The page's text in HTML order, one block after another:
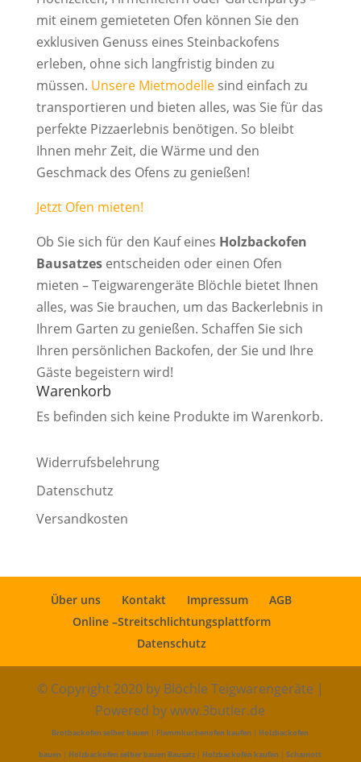
mit einem gemieteten Ofen können Sie den
exklusiven Genuss eines Steinbackofens
erleben, ohne sich langfristig binden zu
müssen. Unsere Mietmodellesind einfach zu
transportieren und bieten alles, was Sie für das
perfekte Pizzaerlebnis benötigen. So bleibt
Ihnen mehr Zeit, die Wärme und den
Geschmack des Ofens zu genießen!
Jetzt Ofen mieten!
Ob Sie sich für den Kauf eines Holzbackofen
Bausatzesentscheiden oder einen Ofen
mieten – Teigwarengeräte Blöchle bietet Ihnen
alles, was Sie brauchen, um das Backerlebnis in
Ihrem Garten zu genießen. Schaffen Sie sich
Ihren persönlichen Backofen, der Sie und Ihre
Gäste begeistern wird!
Warenkorb
Es befinden sich keine Produkte im Warenkorb.
Widerrufsbelehrung
Datenschutz
Versandkosten
Über uns Kontakt Impressum
AGB
Online –Streitschlichtungsplattform
Datenschutz
© Copyright 2020 by Blöchle Teigwarengeräte |
Powered by www.3butler.de
Brotbackofen selber bauen | Flammkuchenofen kaufen | Holzbackofen
bauen | Holzbackofen selber bauen Bausatz | Holzbackofen kaufen |Schamott